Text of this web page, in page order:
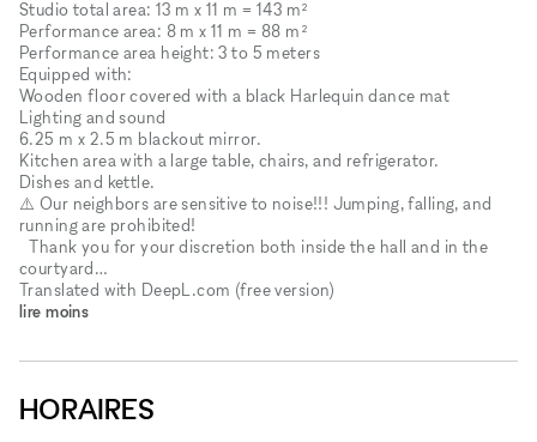
Studio total area: 13 m x 11 m = 143 m²
Performance area: 8 m x 11 m = 88 m²
Performance area height: 3 to 5 meters
Equipped with:
Wooden floor covered with a black Harlequin dance mat
Lighting and sound
6.25 m x 2.5 m blackout mirror.
Kitchen area with a large table, chairs, and refrigerator.
Dishes and kettle.
⚠️ Our neighbors are sensitive to noise!!! Jumping, falling, and
running are prohibited!
Thank you for your discretion both inside the hall and in the
courtyard…
Translated with DeepL.com (free version)
lire moins
HORAIRES